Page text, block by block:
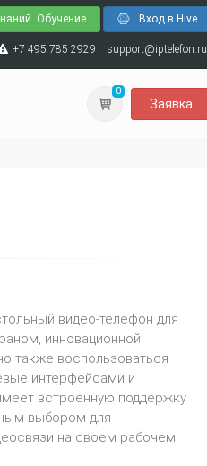
Обучение Вход в Hive
+7 495 785 2929 support@iptelefon.ru
0
Заявка
видео-телефон для
инновационной
также воспользоваться
интерфейсами и
встроенную поддержку
выбором для
на своем рабочем